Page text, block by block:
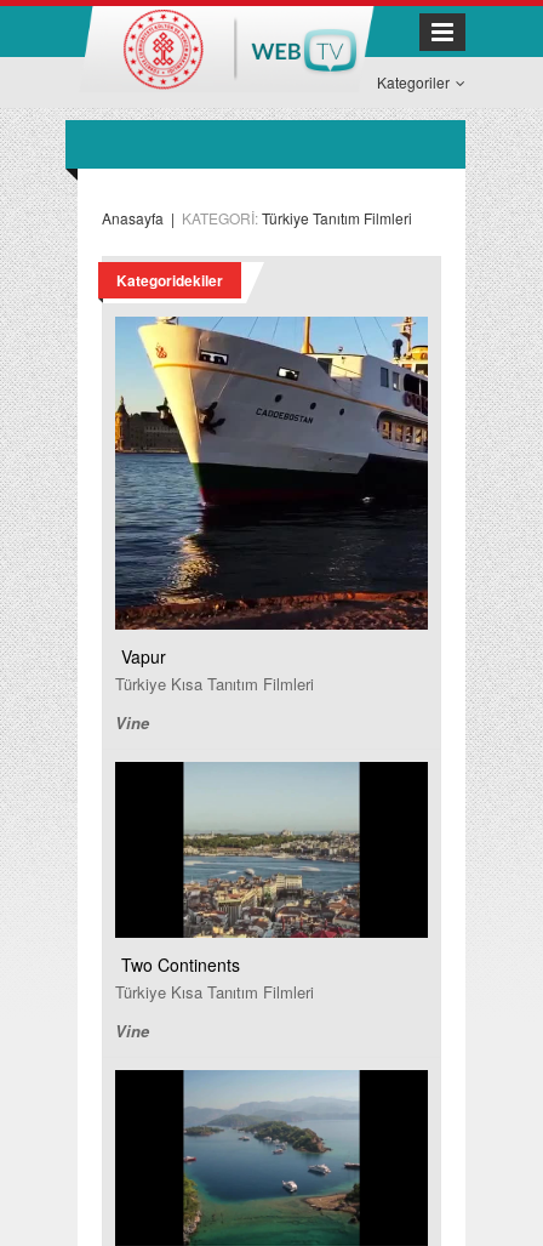
Kategoriler
Anasayfa | KATEGORİ:Türkiye Tanıtım Filmleri
Kategoridekiler
Vapur
Türkiye Kısa Tanıtım Filmleri
Vine
Two Continents
Türkiye Kısa Tanıtım Filmleri
Vine